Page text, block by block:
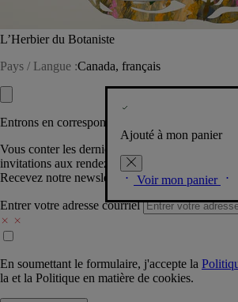
L’Herbier du Botaniste
Pays / Langue :Canada, français
Ajouté à mon panier
Voir mon panier
Entrons en correspondance​
Vous conter les dernières créations de la
invitations aux rendez-vous Diptyque, vous
Recevez notre newsletter.
Entrer votre adresse courriel
En soumettant le formulaire, j'accepte la
la et la Politique en matière de cookies.